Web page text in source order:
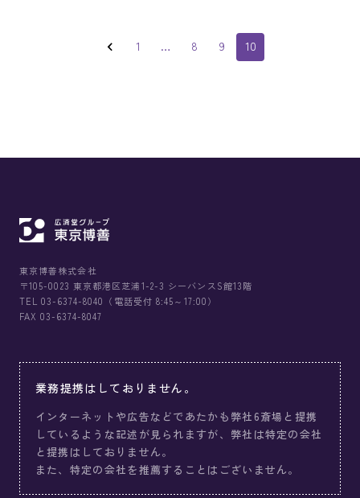
1 … 8 9 10
東京博善株式会社
〒105-0023 東京都港区芝浦1-2-3 シーバンスS館13階
TEL 03-6374-8040（電話受付 8:45～17:00）
FAX 03-6374-8047
業務提携はしておりません。
インターネットや広告などであたかも弊社6斎場と提携
しているような記述が見られますが、弊社は特定の会社
と提携はしておりません。
また、特定の会社を推薦することはございません。